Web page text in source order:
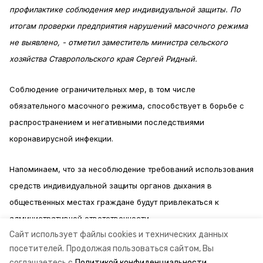
Сайт использует файлы cookies и технических данных
посетителей. Продолжая пользоваться сайтом, Вы
профилактике соблюдения мер индивидуальной защиты. По
итогам проверки предприятия нарушений масочного режима
не выявлено, - отметил заместитель министра сельского
хозяйства Ставропольского края Сергей Ридный.
Соблюдение ограничительных мер, в том числе
обязательного масочного режима, способствует в борьбе с
распространением и негативными последствиями
коронавирусной инфекции.
Напоминаем, что за несоблюдение требований использования
средств индивидуальной защиты органов дыхания в
общественных местах граждане будут привлекаться к
административной ответственности.
Информация: Министерство сельского хозяйства Ставропольского края